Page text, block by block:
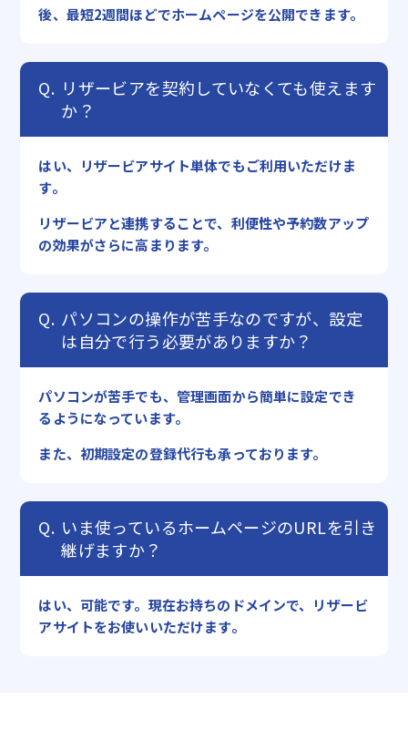
後、最短2週間ほどでホームページを公開できます。
リザービアを契約していなくても使えます
か？
はい、リザービアサイト単体でもご利用いただけま
す。
リザービアと連携することで、利便性や予約数アップ
の効果がさらに高まります。
パソコンの操作が苦手なのですが、設定
は自分で行う必要がありますか？
パソコンが苦手でも、管理画面から簡単に設定でき
るようになっています。
また、初期設定の登録代行も承っております。
いま使っているホームページのURLを引き
継げますか？
はい、可能です。現在お持ちのドメインで、リザービ
アサイトをお使いいただけます。